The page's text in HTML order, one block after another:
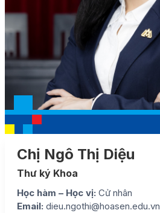
Chị Ngô Thị Diệu
Thư ký Khoa
Học hàm – Học vị: Cử nhân
Email: dieu.ngothi@hoasen.edu.vn